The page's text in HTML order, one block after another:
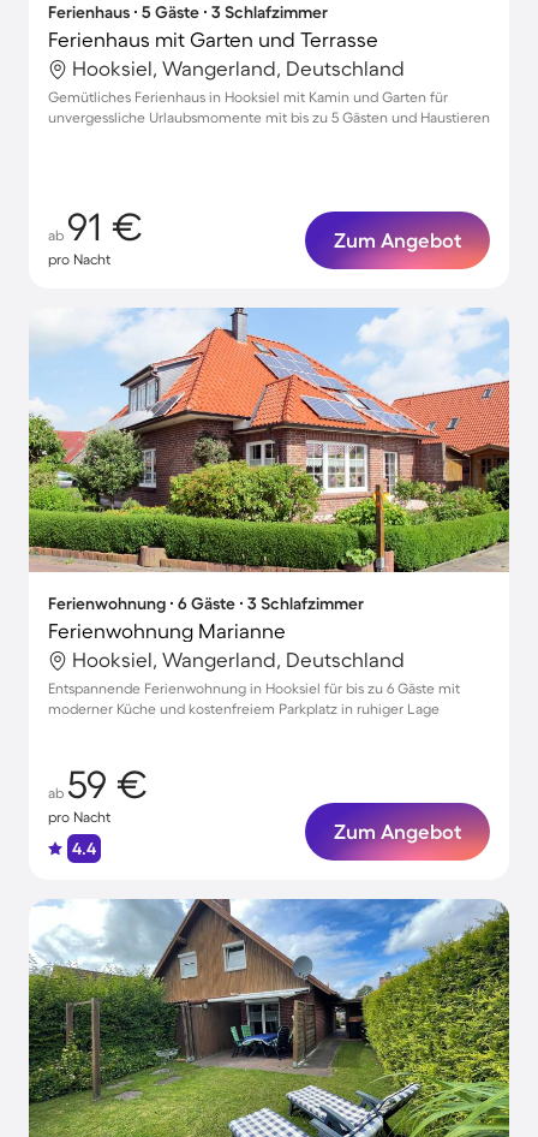
Ferienhaus ∙ 5 Gäste ∙ 3 Schlafzimmer
Ferienhaus mit Garten und Terrasse
Hooksiel, Wangerland, Deutschland
Gemütliches Ferienhaus in Hooksiel mit Kamin und Garten für
unvergessliche Urlaubsmomente mit bis zu 5 Gästen und Haustieren
ab 91 €
pro Nacht
Zum Angebot
Ferienwohnung ∙ 6 Gäste ∙ 3 Schlafzimmer
Ferienwohnung Marianne
Hooksiel, Wangerland, Deutschland
Entspannende Ferienwohnung in Hooksiel für bis zu 6 Gäste mit
moderner Küche und kostenfreiem Parkplatz in ruhiger Lage
ab 59 €
pro Nacht
4.4
Zum Angebot